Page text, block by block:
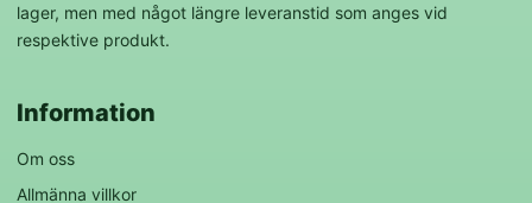
lager, men med något längre leveranstid som anges vid
respektive produkt.
Information
Om oss
Allmänna villkor